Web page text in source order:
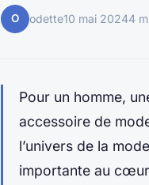
O odette10 mai 20244
Pour un homme,
accessoire de
l’univers de la
importante au cœur